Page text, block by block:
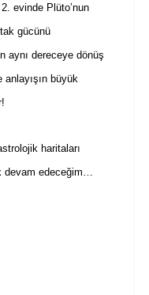
evinde Plüto’nun
gücünü
aynı dereceye dönüş
büyük
haritaları
devam edeceğim…